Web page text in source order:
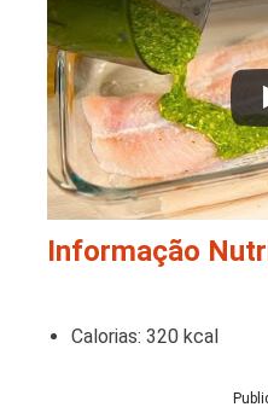
Informação
Calorias: 320 kcal